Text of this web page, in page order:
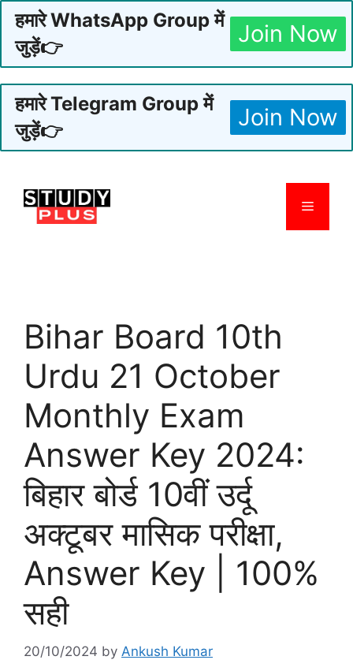
हमारे WhatsApp Group में
जुड़ें👉
Join Now
हमारे Telegram Group में
जुड़ें👉
Join Now
content
Menu
Bihar Board 10th
Urdu 21 October
Monthly Exam
Answer Key 2024:
बिहार बोर्ड 10वीं उर्दू
अक्टूबर मासिक परीक्षा,
Answer Key | 100%
सही
20/10/2024 by Ankush Kumar